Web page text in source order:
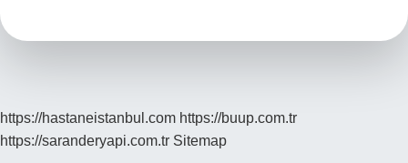
https://hastaneistanbul.com https://buup.com.tr
https://saranderyapi.com.tr Sitemap